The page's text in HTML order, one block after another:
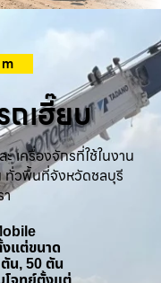
ถเฮี๊ยบ
เครื่องจักรที่ใช้ในงาน
ทั่วพื้นที่จังหวัดชลบุรี
แต่ขนาด
น, 50 ตัน